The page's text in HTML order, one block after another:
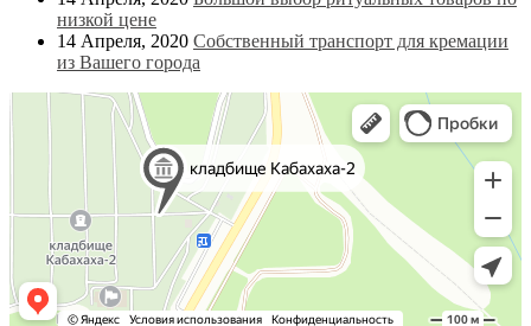
низкой цене
14 Апреля, 2020 Собственный транспорт для кремации
из Вашего города